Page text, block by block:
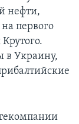
нефти,
первого
в Украину,